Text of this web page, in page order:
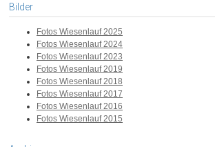
Bilder
Fotos Wiesenlauf 2025
Fotos Wiesenlauf 2024
Fotos Wiesenlauf 2023
Fotos Wiesenlauf 2019
Fotos Wiesenlauf 2018
Fotos Wiesenlauf 2017
Fotos Wiesenlauf 2016
Fotos Wiesenlauf 2015